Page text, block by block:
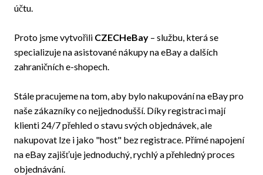
účtu.
Proto jsme vytvořili CZECHeBay – službu, která se
specializuje na asistované nákupy na eBay a dalších
zahraničních e-shopech.
Stále pracujeme na tom, aby bylo nakupování na eBay pro
naše zákazníky co nejjednodušší. Díky registraci mají
klienti 24/7 přehled o stavu svých objednávek, ale
nakupovat lze i jako "host" bez registrace. Přímé napojení
na eBay zajišťuje jednoduchý, rychlý a přehledný proces
objednávání.